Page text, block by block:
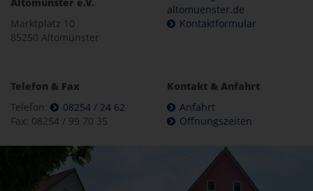
Marktplatz 10
85250 Altomünster
altomuenster.de
Kontaktformular
Telefon & Fax
Telefon:
08254 / 24 62
Fax: 08254 / 99 70 35
Kontakt & Anfahrt
Anfahrt
Öffnungszeiten